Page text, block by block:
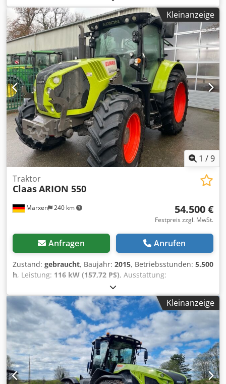
Kleinanzeige
1 /9
Marxen 240 km
Traktor
ClaasARION 550
54.500 €
Festpreis zzgl. MwSt.
Anfragen Anrufen
Zustand: gebraucht, Baujahr: 2015, Betriebsstunden: 5.500
h, Leistung: 116 kW (157,72 PS), Ausstattung:
Kleinanzeige